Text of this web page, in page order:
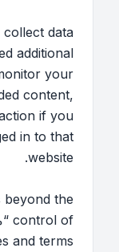
collect data
additional
your
content,
if you
in to that
website.
beyond the
and terms